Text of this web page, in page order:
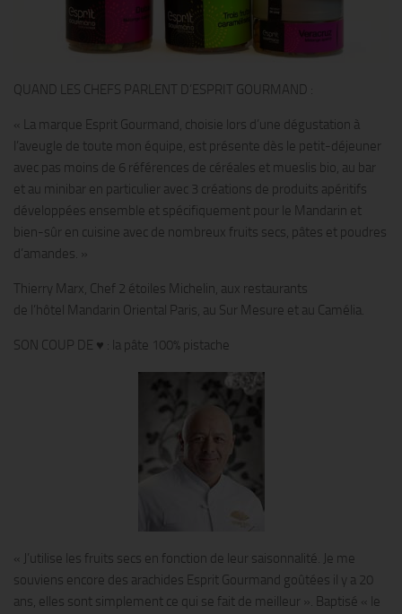
QUAND LES CHEFS PARLENT D’ESPRIT GOURMAND :
« La marque Esprit Gourmand, choisie lors d’une dégustation à
l’aveugle de toute mon équipe, est présente dès le petit-déjeuner
avec pas moins de 6 références de céréales et mueslis bio, au bar
et au minibar en particulier avec 3 créations de produits apéritifs
développées ensemble et spécifiquement pour le Mandarin et
bien-sûr en cuisine avec de nombreux fruits secs, pâtes et poudres
d’amandes. »
Thierry Marx, Chef 2 étoiles Michelin, aux restaurants
de l’hôtel Mandarin Oriental Paris, au Sur Mesure et au Camélia.
SON COUP DE ♥ : la pâte 100% pistache
« J’utilise les fruits secs en fonction de leur saisonnalité. Je me
souviens encore des arachides Esprit Gourmand goûtées il y a 20
ans, elles sont simplement ce qui se fait de meilleur ». Baptisé « le